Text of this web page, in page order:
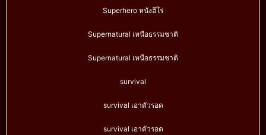
Superhero หนังฮีโร่
Supernatural เหนือธรรมชาติ
Supernatural เหนือธรรมชาติ
survival
survival เอาตัวรอด
survival เอาตัวรอด